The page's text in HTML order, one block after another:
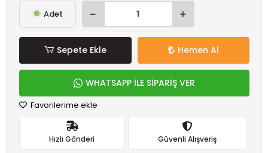
Adet
Sepete Ekle Hemen Al
WHATSAPP İLE SİPARİŞ VER
Favorilerime ekle
Hızlı Gönderi Güvenli Alışveriş